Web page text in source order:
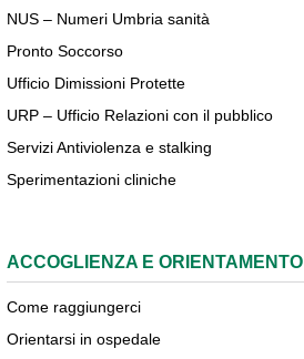
NUS – Numeri Umbria sanità
Pronto Soccorso
Ufficio Dimissioni Protette
URP – Ufficio Relazioni con il pubblico
Servizi Antiviolenza e stalking
Sperimentazioni cliniche
ACCOGLIENZA E ORIENTAMENTO
Come raggiungerci
Orientarsi in ospedale